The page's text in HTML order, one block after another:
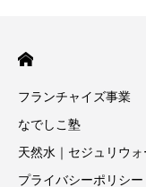
フランチャイズ事業
なでしこ塾
天然水｜セジュリウォ
プライバシーポリシー